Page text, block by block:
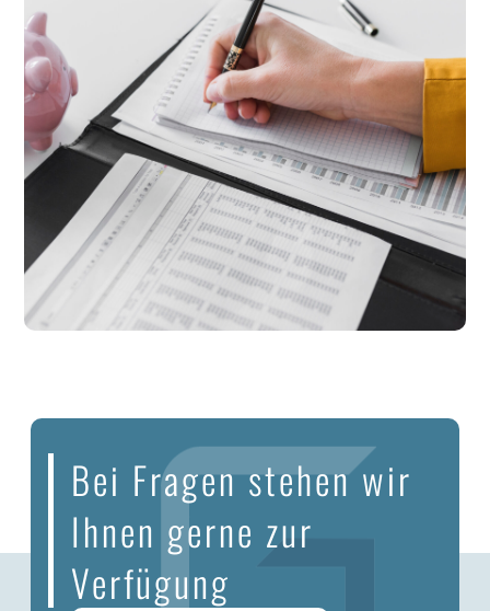
Bei Fragen stehen wir
Ihnen gerne zur
Verfügung